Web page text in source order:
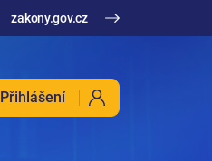
zakony.gov.cz
Přihlášení